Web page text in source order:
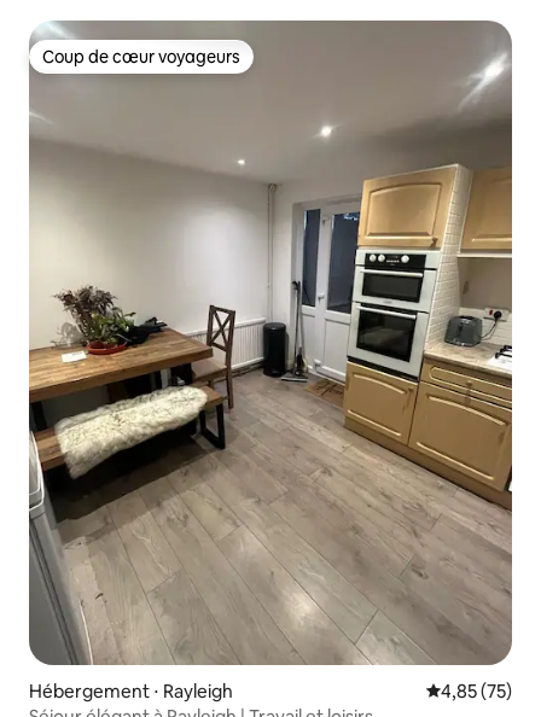
Coup de cœur voyageurs
Coup de cœur voyageurs
Hébergement ⋅ Rayleigh Évaluation
4,85 (75)